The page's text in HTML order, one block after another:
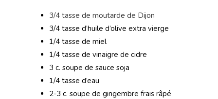
3/4 tasse de moutarde de Dijon
3/4 tasse d’huile d’olive extra vierge
1/4 tasse de miel
1/4 tasse de vinaigre de cidre
3 c. soupe de sauce soja
1/4 tasse d’eau
2-3 c. soupe de gingembre frais râpé